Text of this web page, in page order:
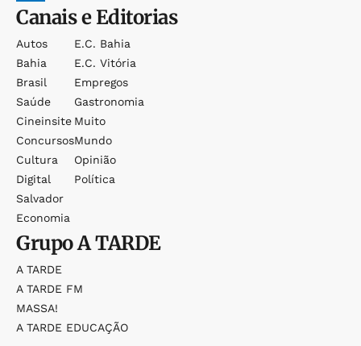
Canais e Editorias
Autos
Bahia
Brasil
Saúde
Cineinsite
Concursos
Cultura
Digital
Salvador
Economia
E.c. Bahia
E.c. Vitória
Empregos
Gastronomia
Muito
Mundo
Opinião
Política
GrupoA TARDE
A TARDE
A TARDE FM
MASSA!
A TARDE EDUCAÇÃO